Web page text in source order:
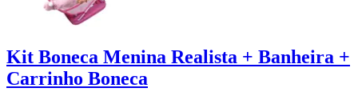
Kit Boneca Menina Realista + Banheira +
Carrinho Boneca